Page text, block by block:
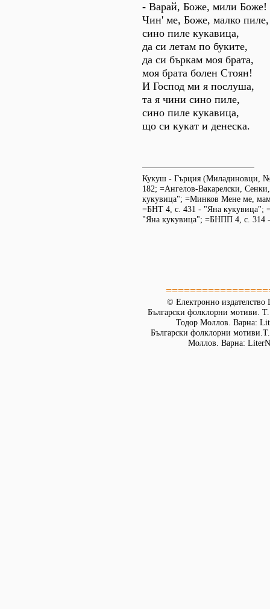
- Варай, Боже, мили Боже!
Чин' ме, Боже, малко пиле,
сино пиле кукавица,
да си летам по буките,
да си бъркам моя брата,
моя брата болен Стоян!
И Господ ми я послуша,
та я чини сино пиле,
сино пиле кукавица,
що си кукат и денеска.
Кукуш - Гърция (Миладиновци,
182; =Ангелов-Вакарелски,
кукувица"; =Минков Мене ме,
=БНТ 4, с. 431 - "Яна кукувица";
"Яна кукувица"; =БНПП 4, с. 314
© Електронно издателство
Български фолклорни мотиви.
Тодор Моллов. Варна:
Български фолклорни
Моллов. Варна: